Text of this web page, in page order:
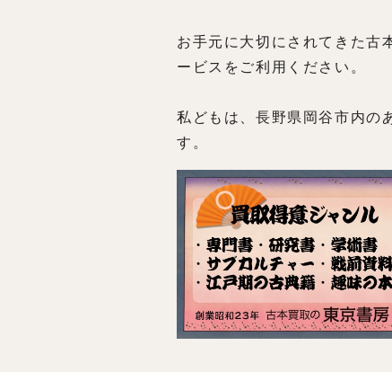
お手元に大切にされてきた古
ービスをご利用ください。
私どもは、長野県岡谷市内の
す。